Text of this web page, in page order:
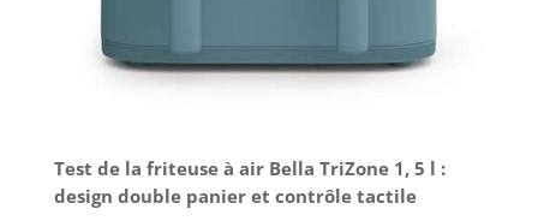
Test de la friteuse à air Bella TriZone 1, 5 l :
design double panier et contrôle tactile